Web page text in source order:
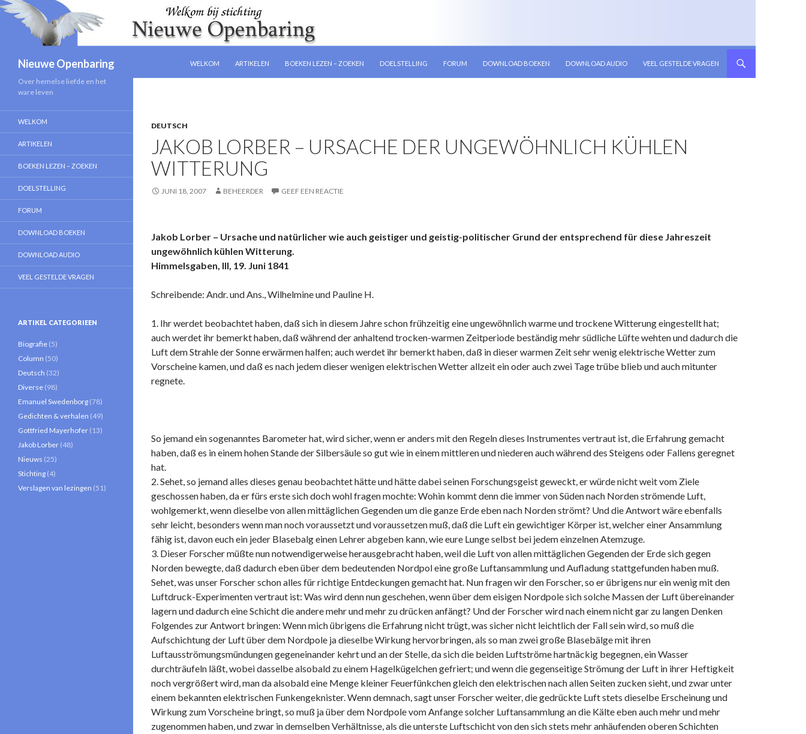
Nieuwe Openbaring
WELKOM
ARTIKELEN BOEKEN LEZEN – ZOEKEN DOELSTELLING FORUM DOWNLOAD BOEKEN DOWNLOAD AUDIO VEEL GESTELDE VRAGEN
DEUTSCH
JAKOB LORBER – URSACHE DER UNGEWÖHNLICH KÜHLEN
WITTERUNG
JUNI 18, 2007 BEHEERDER GEEF EEN REACTIE
Jakob Lorber – Ursache und natürlicher wie auch geistiger und geistig-politischer Grund der entsprechend für diese Jahreszeit
ungewöhnlich kühlen Witterung.
Himmelsgaben, III, 19. Juni 1841
Schreibende: Andr. und Ans., Wilhelmine und Pauline H.
1. Ihr werdet beobachtet haben, daß sich in diesem Jahre schon frühzeitig eine ungewöhnlich warme und trockene Witterung eingestellt hat;
auch werdet ihr bemerkt haben, daß während der anhaltend trocken-warmen Zeitperiode beständig mehr südliche Lüfte wehten und dadurch die
Luft dem Strahle der Sonne erwärmen halfen; auch werdet ihr bemerkt haben, daß in dieser warmen Zeit sehr wenig elektrische Wetter zum
Vorscheine kamen, und daß es nach jedem dieser wenigen elektrischen Wetter allzeit ein oder auch zwei Tage trübe blieb und auch mitunter
regnete.
So jemand ein sogenanntes Barometer hat, wird sicher, wenn er anders mit den Regeln dieses Instrumentes vertraut ist, die Erfahrung gemacht
haben, daß es in einem hohen Stande der Silbersäule so gut wie in einem mittleren und niederen auch während des Steigens oder Fallens geregnet
hat.
2. Sehet, so jemand alles dieses genau beobachtet hätte und hätte dabei seinen Forschungsgeist geweckt, er würde nicht weit vom Ziele
geschossen haben, da er fürs erste sich doch wohl fragen mochte: Wohin kommt denn die immer von Süden nach Norden strömende Luft,
wohlgemerkt, wenn dieselbe von allen mittäglichen Gegenden um die ganze Erde eben nach Norden strömt? Und die Antwort wäre ebenfalls
sehr leicht, besonders wenn man noch voraussetzt und voraussetzen muß, daß die Luft ein gewichtiger Körper ist, welcher einer Ansammlung
fähig ist, davon euch ein jeder Blasebalg einen Lehrer abgeben kann, wie eure Lunge selbst bei jedem einzelnen Atemzuge.
3. Dieser Forscher müßte nun notwendigerweise herausgebracht haben, weil die Luft von allen mittäglichen Gegenden der Erde sich gegen
Norden bewegte, daß dadurch eben über dem bedeutenden Nordpol eine große Luftansammlung und Aufladung stattgefunden haben muß.
Sehet, was unser Forscher schon alles für richtige Entdeckungen gemacht hat. Nun fragen wir den Forscher, so er übrigens nur ein wenig mit den
Luftdruck-Experimenten vertraut ist: Was wird denn nun geschehen, wenn über dem eisigen Nordpole sich solche Massen der Luft übereinander
lagern und dadurch eine Schicht die andere mehr und mehr zu drücken anfängt? Und der Forscher wird nach einem nicht gar zu langen Denken
Folgendes zur Antwort bringen: Wenn mich übrigens die Erfahrung nicht trügt, was sicher nicht leichtlich der Fall sein wird, so muß die
Aufschichtung der Luft über dem Nordpole ja dieselbe Wirkung hervorbringen, als so man zwei große Blasebälge mit ihren
Luftausströmungsmündungen gegeneinander kehrt und an der Stelle, da sich die beiden Luftströme hartnäckig begegnen, ein Wasser
durchträufeln läßt, wobei dasselbe alsobald zu einem Hagelkügelchen gefriert; und wenn die gegenseitige Strömung der Luft in ihrer Heftigkeit
noch vergrößert wird, man da alsobald eine Menge kleiner Feuerfünkchen gleich den elektrischen nach allen Seiten zucken sieht, und zwar unter
einem bekannten elektrischen Funkengeknister. Wenn demnach, sagt unser Forscher weiter, die gedrückte Luft stets dieselbe Erscheinung und
Wirkung zum Vorscheine bringt, so muß ja über dem Nordpole vom Anfange solcher Luftansammlung an die Kälte eben auch mehr und mehr
zugenommen haben, und zwar in demselben Verhältnisse, als die unterste Luftschicht von den sich stets mehr anhäufenden oberen Schichten
Over hemelse liefde en het
ware leven
WELKOM
ARTIKELEN
BOEKEN LEZEN – ZOEKEN
DOELSTELLING
FORUM
DOWNLOAD BOEKEN
DOWNLOAD AUDIO
VEEL GESTELDE VRAGEN
ARTIKEL CATEGORIEEN
Biografie (5)
Column (50)
Deutsch (32)
Diverse (98)
Emanuel Swedenborg (78)
Gedichten & verhalen (49)
Gottfried Mayerhofer (13)
Jakob Lorber (48)
Nieuws (25)
Stichting (4)
Verslagen van lezingen (51)